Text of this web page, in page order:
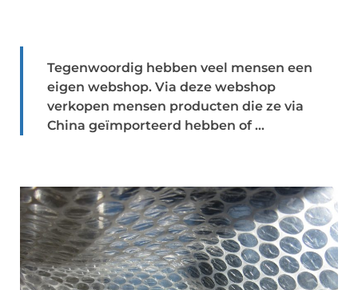
Tegenwoordig hebben veel mensen een
eigen webshop. Via deze webshop
verkopen mensen producten die ze via
China geïmporteerd hebben of ...